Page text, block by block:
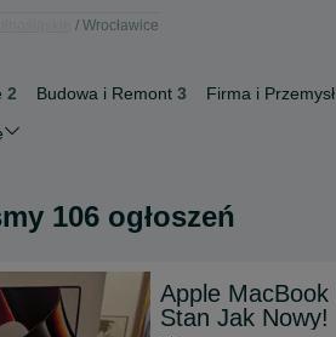
Wrocławice
2 Budowa i Remont 3 Firma i Przemysł
106 ogłoszeń
Apple
Stan Jak Nowy!